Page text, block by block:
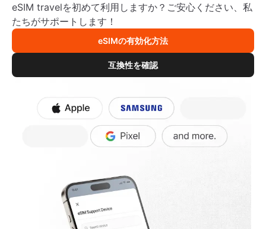
eSIM travelを初めて利用しますか？ご安心ください、私
たちがサポートします！
eSIMの有効化方法
互換性を確認